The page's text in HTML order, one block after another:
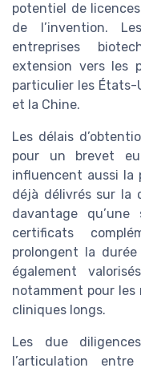
potentiel de
de l’invention.
entreprises
extension vers les
particulier les États-
et la Chine.
Les délais
pour un brevet
influencent aussi la
déjà délivrés sur la
davantage
certificats
prolongent la
également
notamment pour les
cliniques longs.
Les due
l’articulation